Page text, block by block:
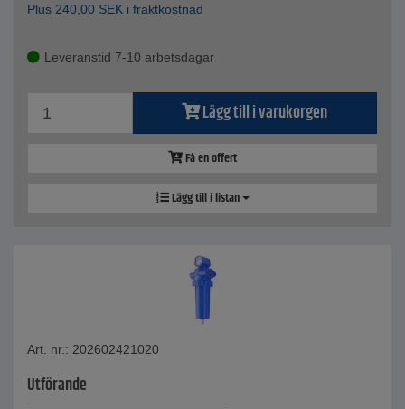
Plus 240,00 SEK i fraktkostnad
Leveranstid 7-10 arbetsdagar
Lägg till i varukorgen
Få en offert
Lägg till i listan
Art. nr.: 202602421020
Utförande